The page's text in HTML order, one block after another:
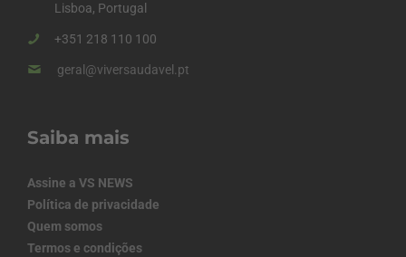
Lisboa, Portugal
+351 218 110 100
geral@viversaudavel.pt
Saiba mais
Assine a VS NEWS
Política de privacidade
Quem somos
Termos e condições